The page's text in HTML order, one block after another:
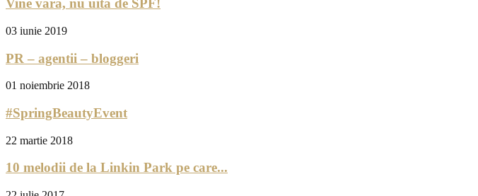
Vine vara, nu uita de SPF!
03 iunie 2019
PR – agentii – bloggeri
01 noiembrie 2018
#SpringBeautyEvent
22 martie 2018
10 melodii de la Linkin Park pe care...